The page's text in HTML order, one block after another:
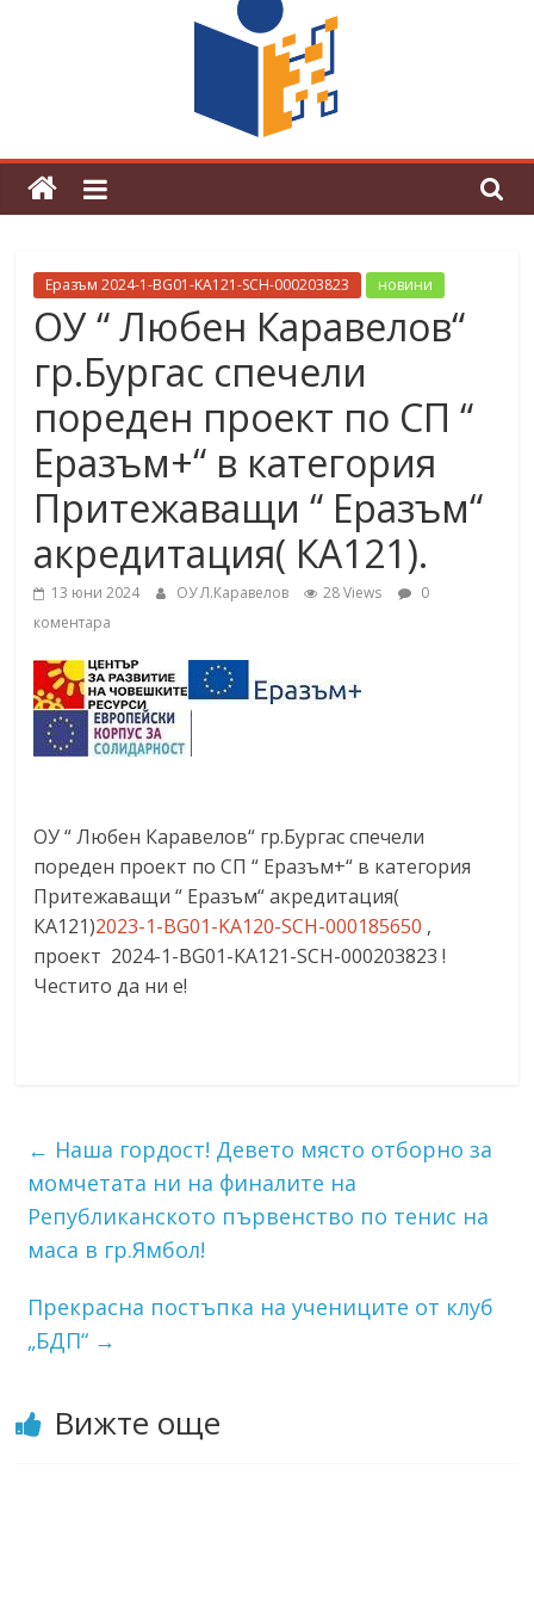
Магията на Андерсен оживя в ОУ
„Любен Каравелов“
Еразъм 2024-1-BG01-KA121-SCH-000203823 новини
ОУ “ Любен Каравелов“
гр.Бургас спечели
пореден проект по СП “
Еразъм+“ в категория
Притежаващи “ Еразъм“
акредитация( КА121).
13 юни 2024 ОУ Л.Каравелов 28 Views
0
коментара
ОУ “ Любен Каравелов“ гр.Бургас спечели
пореден проект по СП “ Еразъм+“ в категория
Притежаващи “ Еразъм“ акредитация(
КА121)2023-1-BG01-KA120-SCH-000185650 ,
проект 2024-1-BG01-KA121-SCH-000203823 !
Честито да ни е!
← Наша гордост! Девето място отборно за
момчетата ни на финалите на
Републиканското първенство по тенис на
маса в гр.Ямбол!
Прекрасна постъпка на учениците от клуб
„БДП“ →
Вижте още